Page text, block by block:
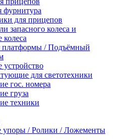
фурнитура
для прицепов
запасного колеса и
колеса
платформы / Подъёмный
устройство
для светотехники
гос. номера
груза
техники
упоры / Ролики / Ложементы